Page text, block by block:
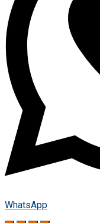
WhatsApp